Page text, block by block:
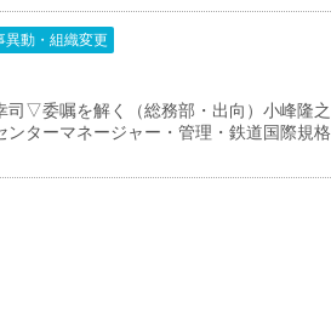
異動・組織変更
▽委嘱を解く（総務部・出向）小峰隆之
ターマネージャー・管理・鉄道国際規格